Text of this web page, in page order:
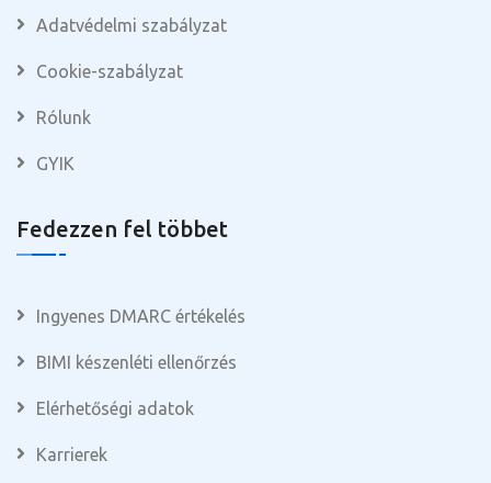
Adatvédelmi szabályzat
Cookie-szabályzat
Rólunk
GYIK
Fedezzen fel többet
Ingyenes DMARC értékelés
BIMI készenléti ellenőrzés
Elérhetőségi adatok
Karrierek